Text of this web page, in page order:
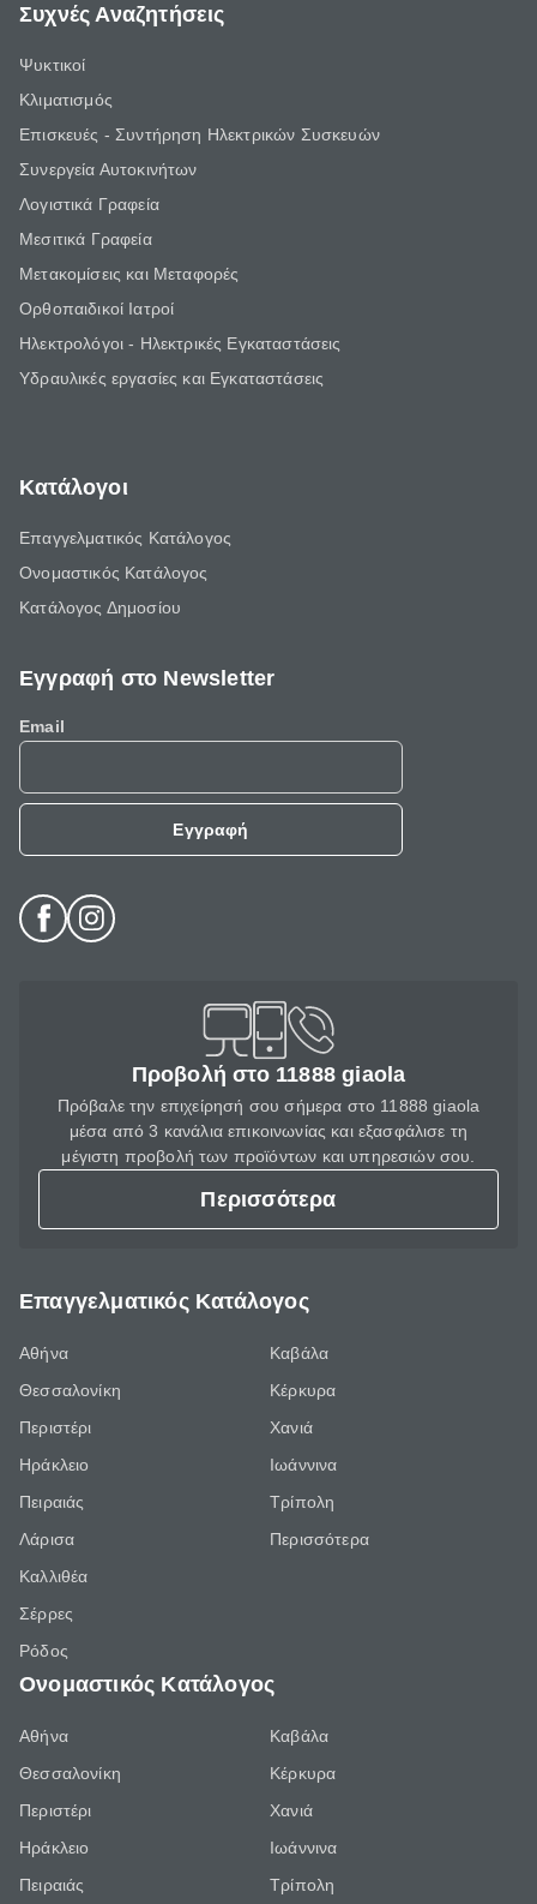
Συχνές Αναζητήσεις
Ψυκτικοί
Κλιματισμός
Επισκευές - Συντήρηση Ηλεκτρικών Συσκευών
Συνεργεία Αυτοκινήτων
Λογιστικά Γραφεία
Μεσιτικά Γραφεία
Μετακομίσεις και Μεταφορές
Ορθοπαιδικοί Ιατροί
Ηλεκτρολόγοι - Ηλεκτρικές Εγκαταστάσεις
Υδραυλικές εργασίες και Εγκαταστάσεις
Κατάλογοι
Επαγγελματικός Κατάλογος
Ονομαστικός Κατάλογος
Κατάλογος Δημοσίου
Εγγραφή στο Newsletter
Email
Εγγραφή
Προβολή στο 11888 giaola
Πρόβαλε την επιχείρησή σου σήμερα στο 11888 giaola
μέσα από 3 κανάλια επικοινωνίας και εξασφάλισε τη
μέγιστη προβολή των προϊόντων και υπηρεσιών σου.
Περισσότερα
Επαγγελματικός Κατάλογος
Αθήνα
Θεσσαλονίκη
Περιστέρι
Ηράκλειο
Πειραιάς
Λάρισα
Καλλιθέα
Σέρρες
Ρόδος
Καβάλα
Κέρκυρα
Χανιά
Ιωάννινα
Τρίπολη
Περισσότερα
Ονομαστικός Κατάλογος
Αθήνα
Θεσσαλονίκη
Περιστέρι
Ηράκλειο
Πειραιάς
Καβάλα
Κέρκυρα
Χανιά
Ιωάννινα
Τρίπολη